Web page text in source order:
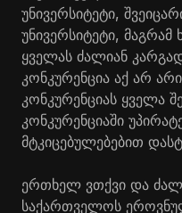
უნივერსიტეტი,
უნივერსიტეტი,
ყველას ძალიან
კონკურენცია აქ არ
კონკურენციას ყველა
კონკურენციაში
მტკიცებულებებით
ერთხელ ვთქვი და
საქართველოს